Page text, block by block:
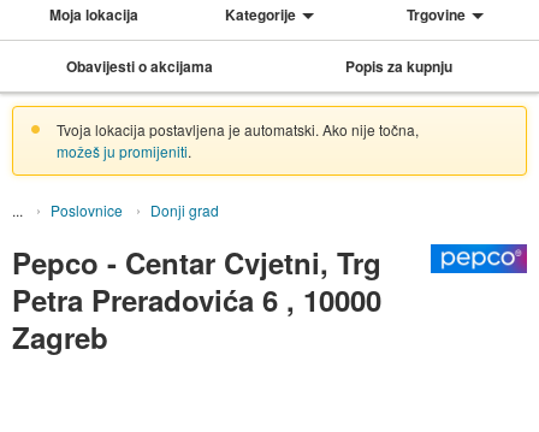
Moja lokacija Kategorije Trgovine
Obavijesti o akcijama Popis za kupnju
Tvoja lokacija postavljena je automatski. Ako nije točna,
možeš ju promijeniti.
Poslovnice Donji grad
Pepco - Centar Cvjetni, Trg
Petra Preradovića 6 , 10000
Zagreb